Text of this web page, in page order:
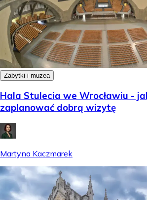
Zabytki i muzea
Hala Stulecia we Wrocławiu -
zaplanować dobrą wizytę
Martyna Kaczmarek